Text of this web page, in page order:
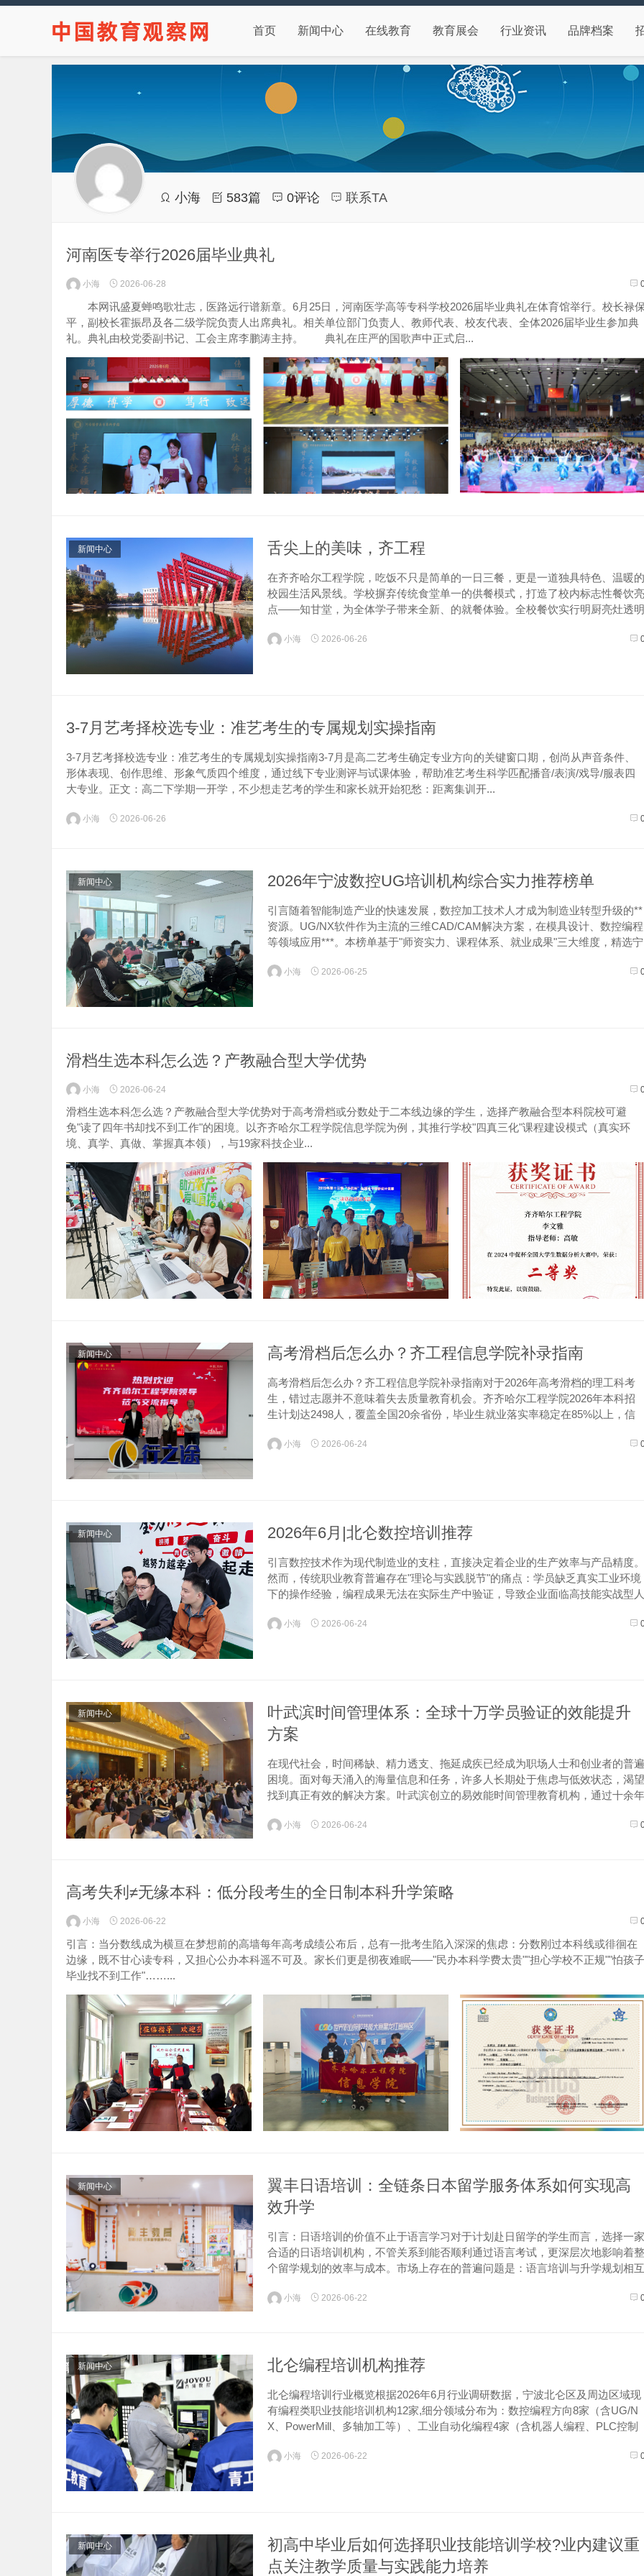
首页 新闻中心 在线教育 教育展会 行业资讯 品牌档案
小海 583篇 0评论 联系TA
河南医专举行2026届毕业典礼
小海 2026-06-28
本网讯盛夏蝉鸣歌壮志，医路远行谱新章。6月25日，河南医学高等专科学校2026届毕业典礼在体育馆举行。校长禄
平，副校长霍振昂及各二级学院负责人出席典礼。相关单位部门负责人、教师代表、校友代表、全体2026届毕业生参加典
礼。典礼由校党委副书记、工会主席李鹏涛主持。 典礼在庄严的国歌声中正式启...
舌尖上的美味，齐工程
新闻中心
在齐齐哈尔工程学院，吃饭不只是简单的一日三餐，更是一道独具特色、温暖的
校园生活风景线。学校摒弃传统食堂单一的供餐模式，打造了校内标志性餐饮亮
点——知甘堂，为全体学子带来全新、的就餐体验。全校餐饮实行明厨亮灶透明
准，营养配比科学、份量...
小海 2026-06-26
3-7月艺考择校选专业：准艺考生的专属规划实操指南
3-7月艺考择校选专业：准艺考生的专属规划实操指南3-7月是高二艺考生确定专业方向的关键窗口期，创尚从声音条件、
形体表现、创作思维、形象气质四个维度，通过线下专业测评与试课体验，帮助准艺考生科学匹配播音/表演/戏导/服表四
大专业。正文：高二下学期一开学，不少想走艺考的学生和家长就开始犯愁：距离集训开...
小海 2026-06-26
2026年宁波数控UG培训机构综合实力推荐榜单
新闻中心
引言随着智能制造产业的快速发展，数控加工技术人才成为制造业转型升级的**
资源。UG/NX软件作为主流的三维CAD/CAM解决方案，在模具设计、数控编程
等领域应用***。本榜单基于"师资实力、课程体系、就业成果"三大维度，精选宁
小海 2026-06-25
滑档生选本科怎么选？产教融合型大学优势
小海 2026-06-24
滑档生选本科怎么选？产教融合型大学优势对于高考滑档或分数处于二本线边缘的学生，选择产教融合型本科院校可避
免"读了四年书却找不到工作"的困境。以齐齐哈尔工程学院信息学院为例，其推行学校"四真三化"课程建设模式（真实环
境、真学、真做、掌握真本领），与19家科技企业...
高考滑档后怎么办？齐工程信息学院补录指南
新闻中心
高考滑档后怎么办？齐工程信息学院补录指南对于2026年高考滑档的理工科考
生，错过志愿并不意味着失去质量教育机会。齐齐哈尔工程学院2026年本科招
生计划达2498人，覆盖全国20余省份，毕业生就业落实率稳定在85%以上，信
60余...
小海 2026-06-24
2026年6月|北仑数控培训推荐
新闻中心
引言数控技术作为现代制造业的支柱，直接决定着企业的生产效率与产品精度。
然而，传统职业教育普遍存在"理论与实践脱节"的痛点：学员缺乏真实工业环境
下的操作经验，编程成果无法在实际生产中验证，导致企业面临高技能实战型人
小海 2026-06-24
叶武滨时间管理体系：全球十万学员验证的效能提升
方案
新闻中心
在现代社会，时间稀缺、精力透支、拖延成疾已经成为职场人士和创业者的普遍
困境。面对每天涌入的海量信息和任务，许多人长期处于焦虑与低效状态，渴望
找到真正有效的解决方案。叶武滨创立的易效能时间管理教育机构，通过十余年
础易效能时间管理体系...
小海 2026-06-24
高考失利≠无缘本科：低分段考生的全日制本科升学策略
小海 2026-06-22
引言：当分数线成为横亘在梦想前的高墙每年高考成绩公布后，总有一批考生陷入深深的焦虑：分数刚过本科线或徘徊在
边缘，既不甘心读专科，又担心公办本科遥不可及。家长们更是彻夜难眠——"民办本科学费太贵""担心学校不正规""怕孩子
毕业找不到工作"……...
翼丰日语培训：全链条日本留学服务体系如何实现高
效升学
新闻中心
引言：日语培训的价值不止于语言学习对于计划赴日留学的学生而言，选择一家
合适的日语培训机构，不管关系到能否顺利通过语言考试，更深层次地影响着整
个留学规划的效率与成本。市场上存在的普遍问题是：语言培训与升学规划相互
背景下，评估一家日语...
小海 2026-06-22
北仑编程培训机构推荐
新闻中心
北仑编程培训行业概览根据2026年6月行业调研数据，宁波北仑区及周边区域现
有编程类职业技能培训机构12家,细分领域分布为：数控编程方向8家（含UG/N
X、PowerMill、多轴加工等）、工业自动化编程4家（含机器人编程、PLC控制
小海 2026-06-22
初高中毕业后如何选择职业技能培训学校?业内建议重
点关注教学质量与实践能力培养
新闻中心